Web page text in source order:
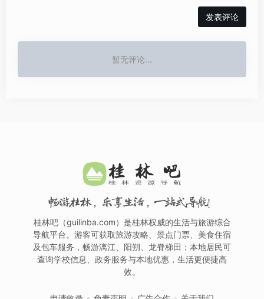
发表评论
暂无评论...
畅游桂林，乐享生活，一站式导航！
桂林吧（guilinba.com）是桂林权威的生活与旅游综合
导航平台。游客可获取旅游攻略、景点门票、美食住宿
及包车服务，畅游漓江、阳朔、龙脊梯田；本地居民可
查询学校信息、政务服务与本地优惠，生活更便捷高
效。